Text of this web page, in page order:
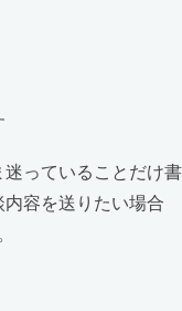
っていることだけ書
容を送りたい場合